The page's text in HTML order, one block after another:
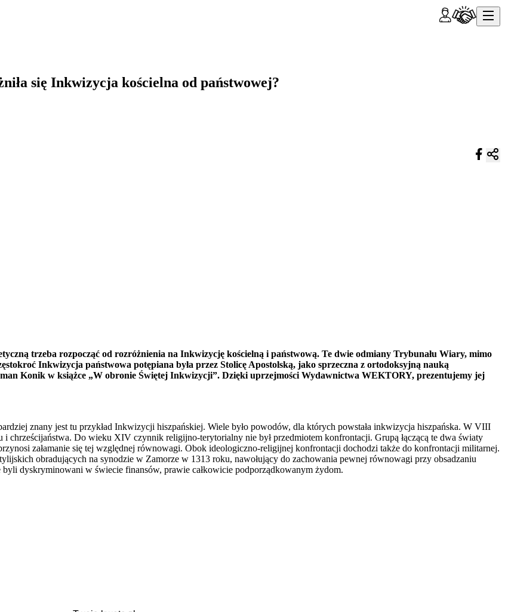
się Inkwizycja kościelna od państwowej?
trzeba rozpocząć od rozróżnienia na Inkwizycję kościelną i państwową. Te dwie odmiany Trybunału Wiary, mimo
Inkwizycja państwowa potępiana była przez Stolicę Apostolską, jako sprzeczna z ortodoksyjną nauką
Konik w książce „W obronie Świętej Inkwizycji”. Dzięki uprzejmości Wydawnictwa WEKTORY, prezentujemy jej
znany jest tu przykład Inkwizycji hiszpańskiej. Wiele było powodów, dla których powstała inkwizycja hiszpańska. W VIII
i chrześcijaństwa. Do wieku XIV czynnik religijno-terytorialny nie był przedmiotem konfrontacji. Grupą łączącą te dwa światy
załamanie się tej względnej równowagi. Obok ideologiczno-religijnej konfrontacji dochodzi także do konfrontacji militarnej.
obradujących na synodzie w Zamorze w 1313 roku, nawołujący do zachowania pewnej równowagi przy obsadzaniu
dyskryminowani w świecie finansów, prawie całkowicie podporządkowanym żydom.